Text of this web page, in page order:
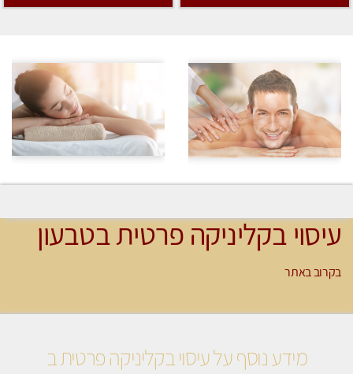
עיסוי בקליניקה פרטית בטבעון
בקרוב באתר
מידע נוסף על עיסוי בקליניקה פרטית ב